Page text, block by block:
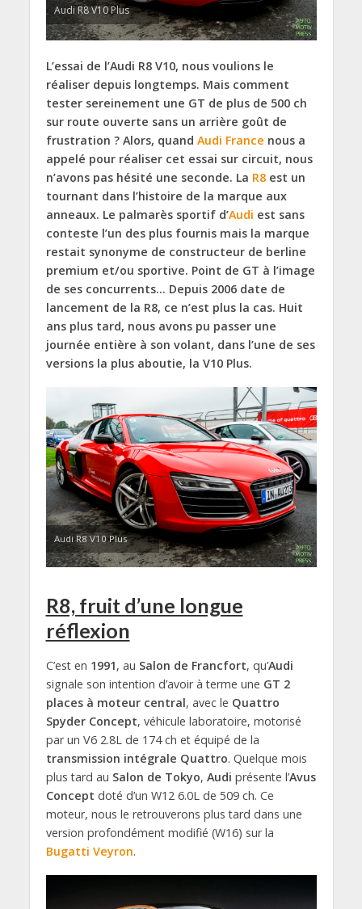
Audi R8 V10 Plus
L’essai de l’Audi R8 V10, nous voulions le
réaliser depuis longtemps. Mais comment
tester sereinement une GT de plus de 500 ch
sur route ouverte sans un arrière goût de
frustration ? Alors, quand Audi France nous a
appelé pour réaliser cet essai sur circuit, nous
n’avons pas hésité une seconde. La R8est un
tournant dans l’histoire de la marque aux
anneaux. Le palmarès sportif d’Audi est sans
conteste l’un des plus fournis mais la marque
restait synonyme de constructeur de berline
premium et/ou sportive. Point de GT à l’image
de ses concurrents… Depuis 2006 date de
lancement de la R8, ce n’est plus la cas. Huit
ans plus tard, nous avons pu passer une
journée entière à son volant, dans l’une de ses
versions la plus aboutie, la V10 Plus.
Audi R8 V10 Plus
R8, fruit d’une longue
réflexion
C’est en 1991, au Salon de Francfort, qu’Audi
signale son intention d’avoir à terme une GT 2
places à moteur central, avec le Quattro
Spyder Concept, véhicule laboratoire, motorisé
par un V6 2.8L de 174 ch et équipé de la
transmission intégrale Quattro. Quelque mois
plus tard au Salon de Tokyo, Audi présente l’Avus
Concept doté d’un W12 6.0L de 509 ch. Ce
moteur, nous le retrouverons plus tard dans une
version profondément modifié (W16) sur la
Bugatti Veyron.